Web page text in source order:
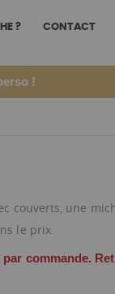
? CONTACT
!
couverts, une
le prix.
commande.